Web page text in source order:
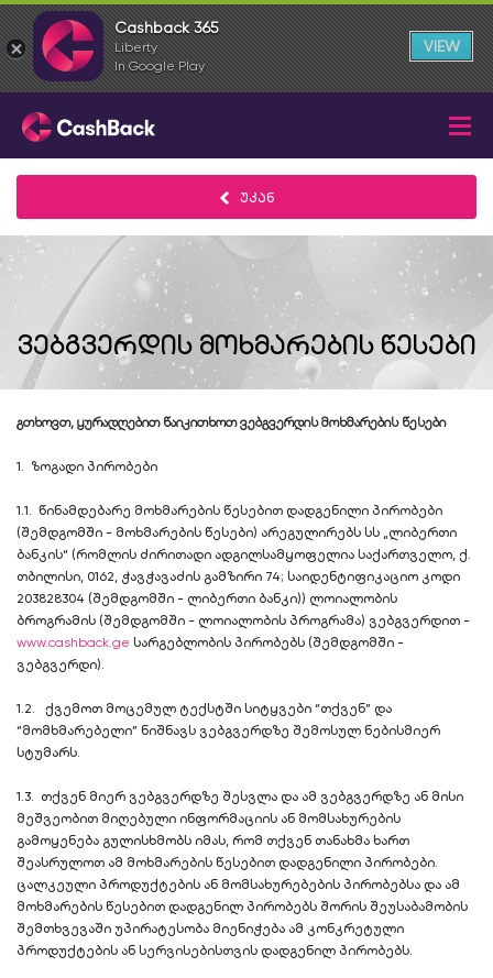
უკან
ვებგვერდის მოხმარების წესები
გთხოვთ, ყურადღებით წაიკითხოთ ვებგვერდის მოხმარების წესები
1. ზოგადი პირობები
1.1. წინამდებარე მოხმარების წესებით დადგენილი პირობები
(შემდგომში - მოხმარების წესები) არეგულირებს სს „ლიბერთი
ბანკის“ (რომლის ძირითადი ადგილსამყოფელია საქართველო, ქ.
თბილისი, 0162, ჭავჭავაძის გამზირი 74; საიდენტიფიკაციო კოდი
203828304 (შემდგომში - ლიბერთი ბანკი)) ლოიალობის
ბროგრამის (შემდგომში - ლოიალობის პროგრამა) ვებგვერდით -
www.cashback.ge სარგებლობის პირობებს (შემდგომში -
ვებგვერდი).
1.2. ქვემოთ მოცემულ ტექსტში სიტყვები “თქვენ” და
“მომხმარებელი” ნიშნავს ვებგვერდზე შემოსულ ნებისმიერ
სტუმარს.
1.3. თქვენ მიერ ვებგვერდზე შესვლა და ამ ვებგვერდზე ან მისი
მეშვეობით მიღებული ინფორმაციის ან მომსახურების
გამოყენება გულისხმობს იმას, რომ თქვენ თანახმა ხართ
შეასრულოთ ამ მოხმარების წესებით დადგენილი პირობები.
ცალკეული პროდუქტების ან მომსახურებების პირობებსა და ამ
მოხმარების წესებით დადგენილ პირობებს შორის შეუსაბამობის
შემთხვევაში უპირატესობა მიენიჭება ამ კონკრეტული
პროდუქტების ან სერვისებისთვის დადგენილ პირობებს.
Cashback 365
Liberty
In Google Play
VIEW